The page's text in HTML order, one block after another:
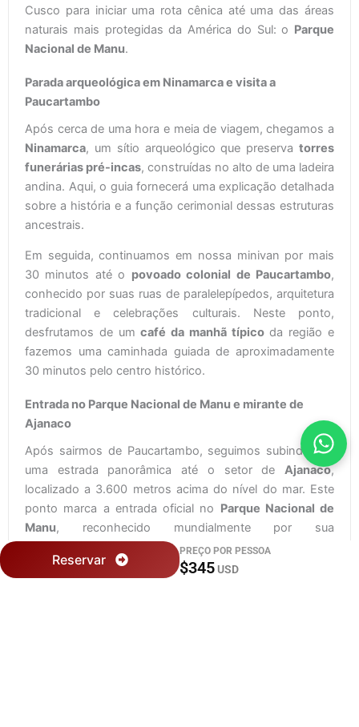
Cusco para iniciar uma rota cênica até uma das áreas
naturais mais protegidas da América do Sul: o Parque
Nacional de Manu.
Parada arqueológica em Ninamarca e visita a
Paucartambo
Após cerca de uma hora e meia de viagem, chegamos a
Ninamarca, um sítio arqueológico que preserva torres
funerárias pré-incas, construídas no alto de uma ladeira
andina. Aqui, o guia fornecerá uma explicação detalhada
sobre a história e a função cerimonial dessas estruturas
ancestrais.
Em seguida, continuamos em nossa minivan por mais
30 minutos até o povoado colonial de Paucartambo,
conhecido por suas ruas de paralelepípedos, arquitetura
tradicional e celebrações culturais. Neste ponto,
desfrutamos de umcafé da manhã típicoda região e
fazemos uma caminhada guiada de aproximadamente
30 minutos pelo centro histórico.
Entrada no Parque Nacional de Manu e mirante de
Ajanaco
Após sairmos de Paucartambo, seguimos subindo por
uma estrada panorâmica até o setor de Ajanaco,
localizado a 3.600 metros acima do nível do mar. Este
ponto marca a entrada oficial no Parque Nacional de
Manu, reconhecido mundialmente por sua
biodiversidade e declaradoReserva da Biosfera pela
UNESCO.
Reservar
PREÇO POR PESSOA
$345 USD